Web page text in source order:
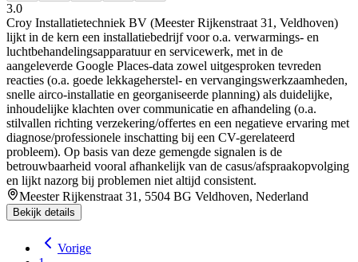
3.0
Croy Installatietechniek BV (Meester Rijkenstraat 31, Veldhoven)
lijkt in de kern een installatiebedrijf voor o.a. verwarmings- en
luchtbehandelingsapparatuur en servicewerk, met in de
aangeleverde Google Places-data zowel uitgesproken tevreden
reacties (o.a. goede lekkageherstel- en vervangingswerkzaamheden,
snelle airco-installatie en georganiseerde planning) als duidelijke,
inhoudelijke klachten over communicatie en afhandeling (o.a.
stilvallen richting verzekering/offertes en een negatieve ervaring met
diagnose/professionele inschatting bij een CV-gerelateerd
probleem). Op basis van deze gemengde signalen is de
betrouwbaarheid vooral afhankelijk van de casus/afspraakopvolging
en lijkt nazorg bij problemen niet altijd consistent.
Meester Rijkenstraat 31, 5504 BG Veldhoven, Nederland
Bekijk details
Vorige